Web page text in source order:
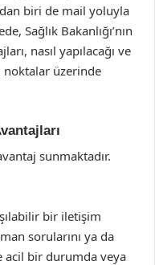
biri de mail yoluyla
Sağlık Bakanlığı’nın
nasıl yapılacağı ve
noktalar üzerinde
sunmaktadır.
bir iletişim
sorularını ya da
acil bir durumda veya